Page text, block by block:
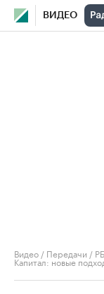
ВИДЕО
Видео / Передачи /
Капитал: новые